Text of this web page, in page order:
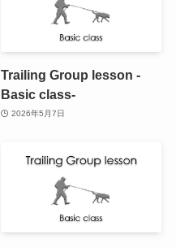
Trailing Group lesson -
Basic class-
2026年5月7日